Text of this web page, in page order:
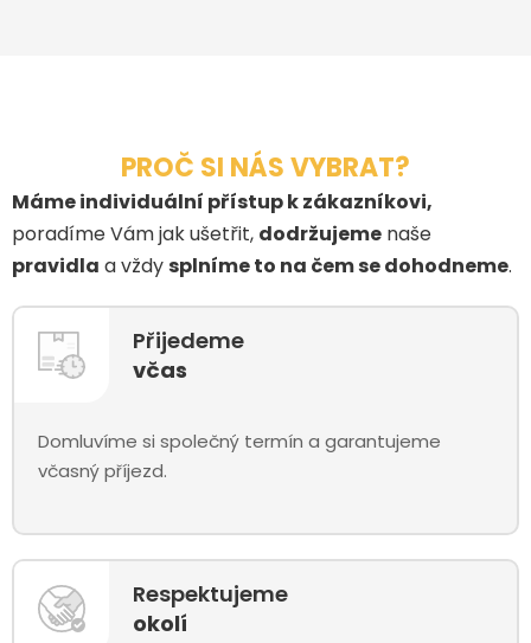
PROČ SI NÁS VYBRAT?
Máme individuální přístup k zákazníkovi,
poradíme Vám jak ušetřit, dodržujeme naše
pravidla a vždy splníme to na čem se dohodneme.
Přijedeme
včas
Domluvíme si společný termín a garantujeme
včasný příjezd.
Respektujeme
okolí